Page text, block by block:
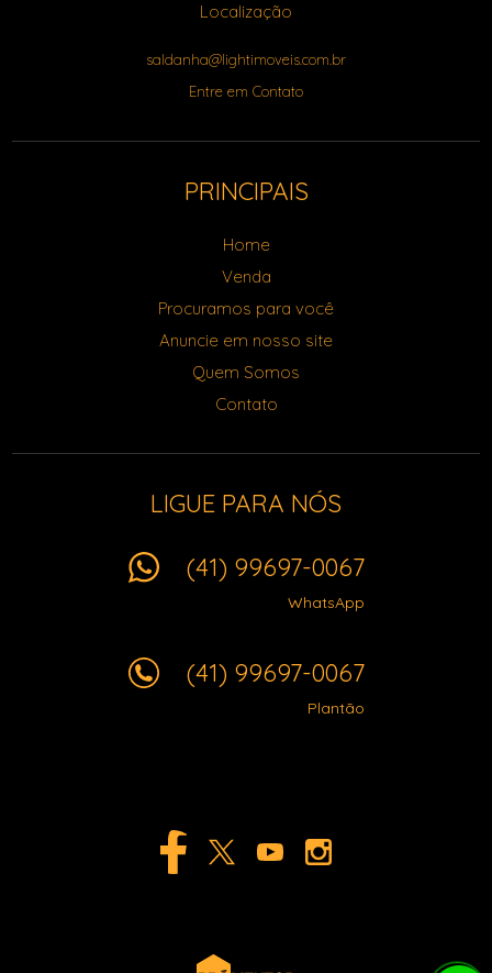
Localização
saldanha@lightimoveis.com.br
Entre em Contato
PRINCIPAIS
Home
Venda
Procuramos para você
Anuncie em nosso site
Quem Somos
Contato
LIGUE PARA NÓS
(41) 99697-0067
WhatsApp
(41) 99697-0067
Plantão